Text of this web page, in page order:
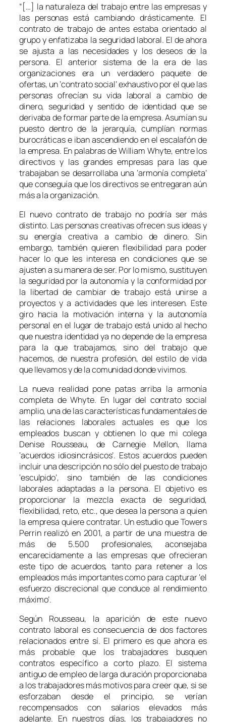
“[…] la naturaleza del trabajo entre las empresas y
las personas está cambiando drásticamente. El
contrato de trabajo de antes estaba orientado al
grupo y enfatizaba la seguridad laboral. El de ahora
se ajusta a las necesidades y los deseos de la
persona. El anterior sistema de la era de las
organizaciones era un verdadero paquete de
ofertas, un ‘contrato social’ exhaustivo por el que las
personas ofrecían su vida laboral a cambio de
dinero, seguridad y sentido de identidad que se
derivaba de formar parte de la empresa. Asumían su
puesto dentro de la jerarquía, cumplían normas
burocráticas e iban ascendiendo en el escalafón de
la empresa. En palabras de William Whyte, entre los
directivos y las grandes empresas para las que
trabajaban se desarrollaba una ‘armonía completa’
que conseguía que los directivos se entregaran aún
más a la organización.
El nuevo contrato de trabajo no podría ser más
distinto. Las personas creativas ofrecen sus ideas y
su energía creativa a cambio de dinero. Sin
embargo, también quieren flexibilidad para poder
hacer lo que les interesa en condiciones que se
ajusten a su manera de ser. Por lo mismo, sustituyen
la seguridad por la autonomía y la conformidad por
la libertad de cambiar de trabajo está unirse a
proyectos y a actividades que les interesen. Este
giro hacia la motivación interna y la autonomía
personal en el lugar de trabajo está unido al hecho
que nuestra identidad ya no depende de la empresa
para la que trabajamos, sino del trabajo que
hacemos, de nuestra profesión, del estilo de vida
que llevamos y de la comunidad donde vivimos.
La nueva realidad pone patas arriba la armonía
completa de Whyte. En lugar del contrato social
amplio, una de las características fundamentales de
las relaciones laborales actuales es que los
empleados buscan y obtienen lo que mi colega
Denise Rousseau, de Carnegie Mellon, llama
‘acuerdos idiosincrásicos’. Estos acuerdos pueden
incluir una descripción no sólo del puesto de trabajo
‘esculpido’, sino también de las condiciones
laborales adaptadas a la persona. El objetivo es
proporcionar la mezcla exacta de seguridad,
flexibilidad, reto, etc., que desea la persona a quien
la empresa quiere contratar. Un estudio que Towers
Perrin realizó en 2001, a partir de una muestra de
más de 5.500 profesionales, aconsejaba
encarecidamente a las empresas que ofrecieran
este tipo de acuerdos, tanto para retener a los
empleados más importantes como para capturar ‘el
esfuerzo discrecional que conduce al rendimiento
máximo’.
Según Rousseau, la aparición de este nuevo
contrato laboral es consecuencia de dos factores
relacionados entre sí. El primero es que ahora es
más probable que los trabajadores busquen
contratos específico a corto plazo. El sistema
antiguo de empleo de larga duración proporcionaba
a los trabajadores más motivos para creer que, si se
esforzaban desde el principio, se verían
recompensados con salarios elevados más
adelante. En nuestros días, los trabajadores no